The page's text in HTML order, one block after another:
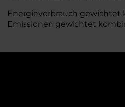
Energieverbrauch gewichtet
Emissionen gewichtet